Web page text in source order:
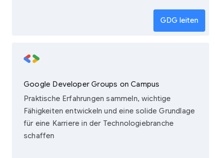
GDG leiten
Google Developer Groups on Campus
Praktische Erfahrungen sammeln, wichtige
Fähigkeiten entwickeln und eine solide Grundlage
für eine Karriere in der Technologiebranche
schaffen